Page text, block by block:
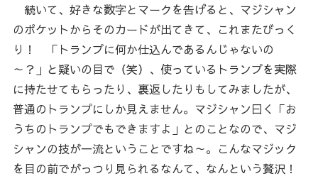
続いて、好きな数字とマークを告げると、マジシャン
のポケットからそのカードが出てきて、これまたびっく
り！ 「トランプに何か仕込んであるんじゃないの
～？」と疑いの目で（笑）、使っているトランプを実際
に持たせてもらったり、裏返したりもしてみましたが、
普通のトランプにしか見えません。マジシャン曰く「お
うちのトランプでもできますよ」とのことなので、マジ
シャンの技が一流ということですね～。こんなマジック
を目の前でがっつり見られるなんて、なんという贅沢！